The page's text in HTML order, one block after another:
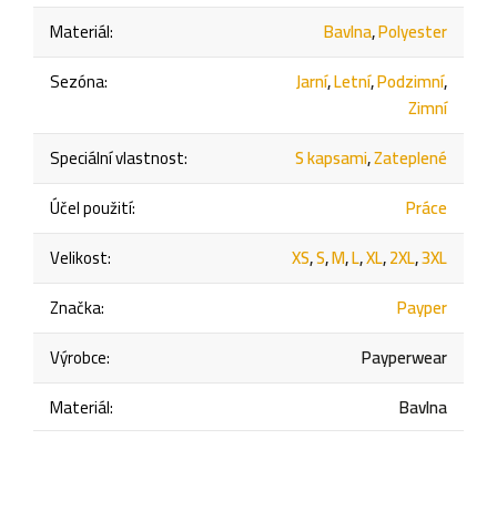
Materiál: Bavlna,Polyester
Sezóna: Jarní,Letní,Podzimní,
Zimní
Speciální vlastnost: S kapsami,Zateplené
Účel použití:
Práce
Velikost: XS,S,M,L,XL,2XL,3XL
Značka:
Payper
Výrobce:
Payperwear
Materiál: Bavlna